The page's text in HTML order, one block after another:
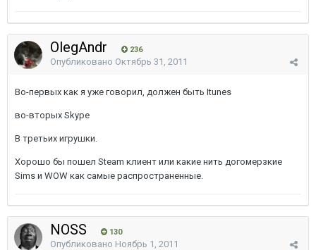
OlegAndr 236
Опубликовано Октябрь 31, 2011
Во-первых как я уже говорил, должен быть Itunes
во-вторых Skype
В третьих игрушки.
Хорошо бы пошел Steam клиент или какие нить догомерзкие
Sims и WOW как самые распространенные.
NOSS 130
Опубликовано Ноябрь 1, 2011